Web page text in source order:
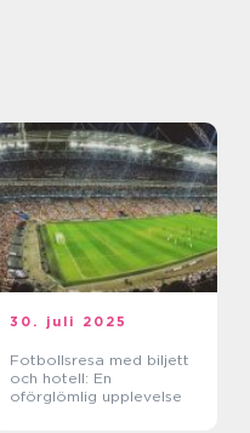
30. juli 2025
Fotbollsresa med biljett
och hotell: En
oförglömlig upplevelse